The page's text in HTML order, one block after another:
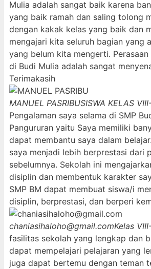
Mulia adalah sangat baik karena
yang baik ramah dan saling tolong
dengan kakak kelas yang baik dan
mengajari kita seluruh bagian yang
yang belum kita mengerti.
di Budi Mulia adalah sangat
Terimakasih
MANUEL PASRIBUSISWA KELAS
Pengalaman saya selama di SMP
Pangururan yaitu Saya memiliki
dapat membantu saya dalam
saya menjadi lebih berprestasi dari
sebelumnya. Sekolah ini
disiplin dan membentuk karakter
SMP BM dapat membuat siswa/i
disiplin, berprestasi, dan berperi
chaniasihaloho@gmail.comKelas
fasilitas sekolah yang lengkap dan
dapat mempelajari pelajaran yang
juga dapat bertemu dengan teman